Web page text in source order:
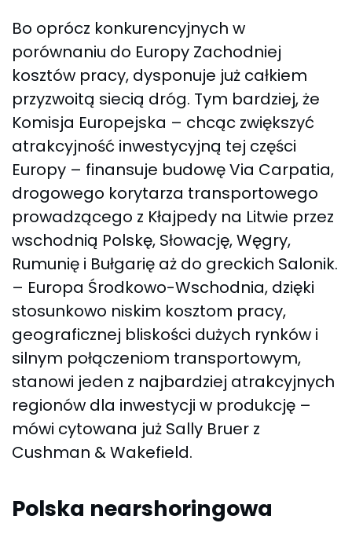
Bo oprócz konkurencyjnych w
porównaniu do Europy Zachodniej
kosztów pracy, dysponuje już całkiem
przyzwoitą siecią dróg. Tym bardziej, że
Komisja Europejska – chcąc zwiększyć
atrakcyjność inwestycyjną tej części
Europy – finansuje budowę Via Carpatia,
drogowego korytarza transportowego
prowadzącego z Kłajpedy na Litwie przez
wschodnią Polskę, Słowację, Węgry,
Rumunię i Bułgarię aż do greckich Salonik.
– Europa Środkowo-Wschodnia, dzięki
stosunkowo niskim kosztom pracy,
geograficznej bliskości dużych rynków i
silnym połączeniom transportowym,
stanowi jeden z najbardziej atrakcyjnych
regionów dla inwestycji w produkcję –
mówi cytowana już Sally Bruer z
Cushman & Wakefield.
Polska nearshoringowa